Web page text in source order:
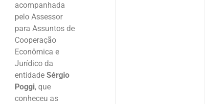
acompanhada
pelo Assessor
para Assuntos de
Cooperação
Econômica e
Jurídico da
entidade Sérgio
Poggi, que
conheceu as